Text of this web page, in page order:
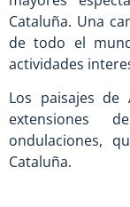
Cataluña. Una
de todo el
actividades
Los paisajes
extensiones
ondulaciones,
Cataluña.